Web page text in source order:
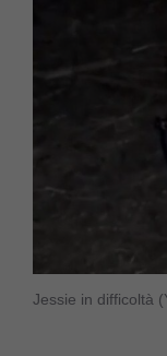
Jessie in difficoltà